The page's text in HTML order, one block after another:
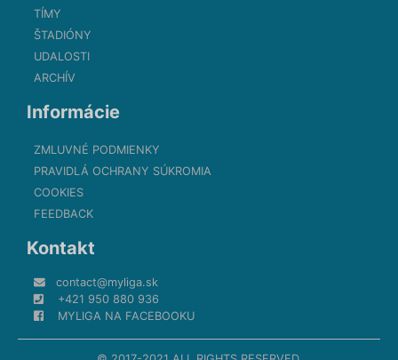
TÍMY
ŠTADIÓNY
UDALOSTI
ARCHÍV
Informácie
ZMLUVNÉ PODMIENKY
PRAVIDLÁ OCHRANY SÚKROMIA
COOKIES
FEEDBACK
Kontakt
contact@myliga.sk
+421 950 880 936
MYLIGA NA FACEBOOKU